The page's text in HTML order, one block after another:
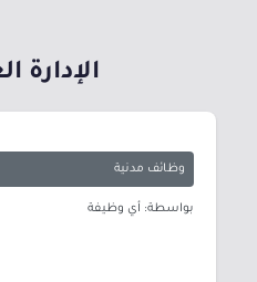
وظائف مدنية
بواسطة: أي وظيفة